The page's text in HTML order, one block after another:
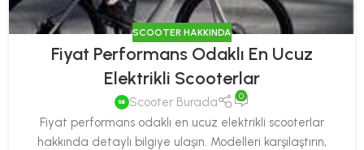
SCOOTER HAKKINDA
Fiyat Performans Odaklı En Ucuz
Elektrikli Scooterlar
Scooter Burada 0
Fiyat performans odaklı en ucuz elektrikli scooterlar
hakkında detaylı bilgiye ulaşın. Modelleri karşılaştırın,